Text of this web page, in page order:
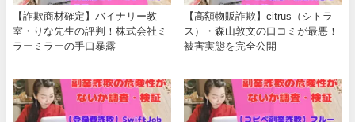
【詐欺商材確定】バイナリー教
室・りな先生の評判！株式会社ミ
ラーミラーの手口暴露
【高額物販詐欺】citrus（シトラ
ス）・森山敦文の口コミが最悪！
被害実態を完全公開